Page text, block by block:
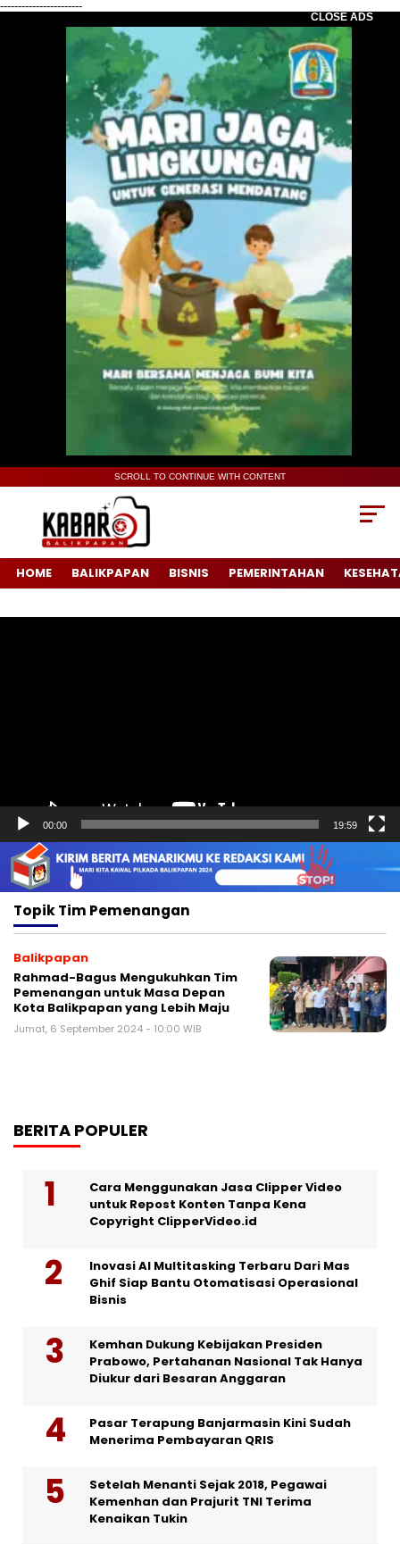
-----------------------
CLOSE ADS
SCROLL TO CONTINUE WITH CONTENT
HOME BALIKPAPAN BISNIS PEMERINTAHAN
00:00 19:59
TopikTim Pemenangan
Balikpapan
Rahmad-Bagus Mengukuhkan Tim
Pemenangan untuk Masa Depan
Kota Balikpapan yang Lebih Maju
Jumat, 6 September 2024 - 10:00 WIB
BERITA POPULER
Cara Menggunakan Jasa Clipper Video
untuk Repost Konten Tanpa Kena
Copyright ClipperVideo.id
Inovasi AI Multitasking Terbaru Dari Mas
Ghif Siap Bantu Otomatisasi Operasional
Bisnis
Kemhan Dukung Kebijakan Presiden
Prabowo, Pertahanan Nasional Tak Hanya
Diukur dari Besaran Anggaran
Pasar Terapung Banjarmasin Kini Sudah
Menerima Pembayaran QRIS
Setelah Menanti Sejak 2018, Pegawai
Kemenhan dan Prajurit TNI Terima
Kenaikan Tukin